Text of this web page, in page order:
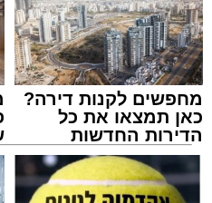
החשודים.
בעקבות הירי, כל
באמצעות מחסומים
היורה.
מעוניינים להגיב? לדווח
צילום: א' מיכאלי
מחפשים לקנות דירה?
כאן תמצאו את כל
הדירות החדשות
למכירה באשדוד >>>